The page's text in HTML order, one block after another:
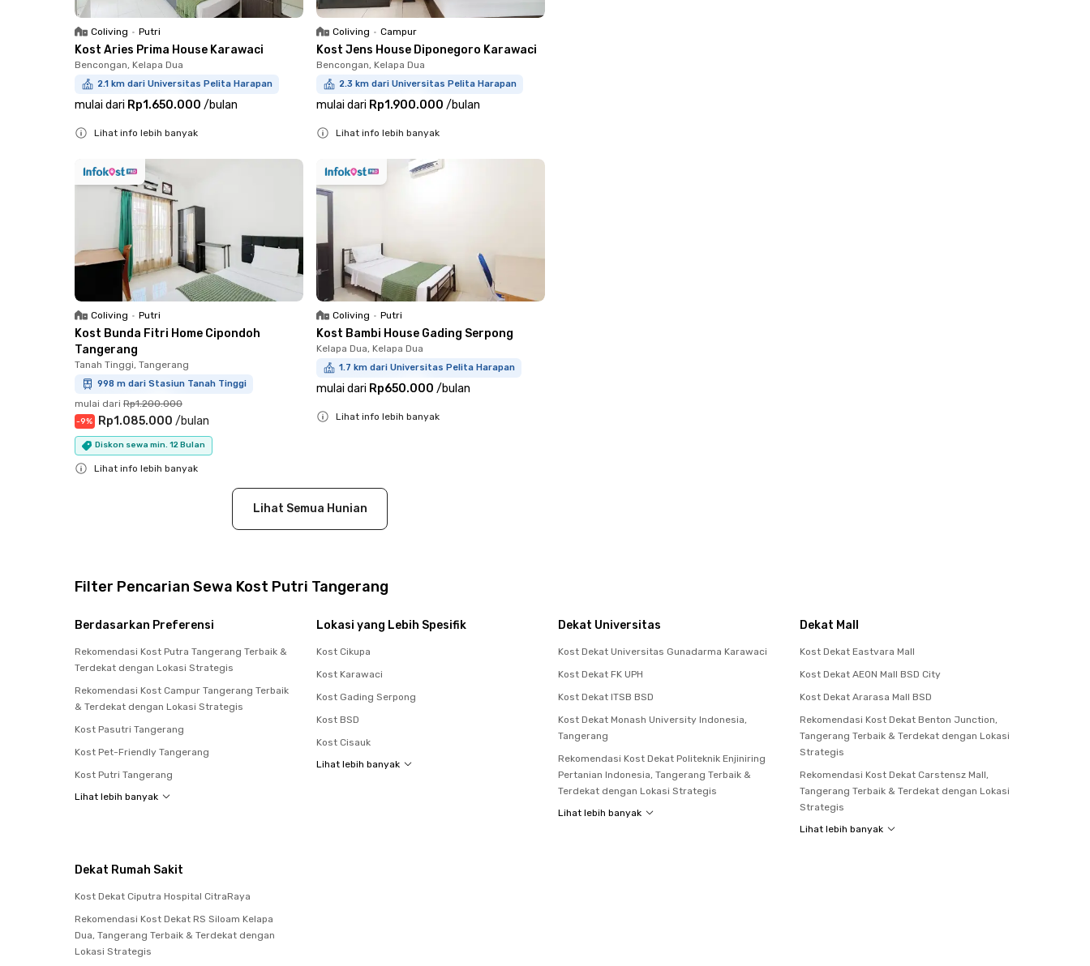
Coliving • Putri
Kost Aries Prima House Karawaci
Bencongan, Kelapa Dua
2.1 km dari Universitas Pelita Harapan
mulai dari Rp1.650.000 /bulan
Lihat info lebih banyak
Coliving • Campur
Kost Jens House Diponegoro Karawaci
Bencongan, Kelapa Dua
2.3 km dari Universitas Pelita Harapan
mulai dari Rp1.900.000 /bulan
Lihat info lebih banyak
Coliving • Putri
Kost Bunda Fitri Home Cipondoh
Tangerang
Tanah Tinggi, Tangerang
998 m dari Stasiun Tanah Tinggi
mulai dari Rp1.200.000
-9% Rp1.085.000 /bulan
Diskon sewa min. 12 Bulan
Lihat info lebih banyak
Coliving • Putri
Kost Bambi House Gading Serpong
Kelapa Dua, Kelapa Dua
1.7 km dari Universitas Pelita Harapan
mulai dari Rp650.000 /bulan
Lihat info lebih banyak
Lihat Semua Hunian
Filter Pencarian Sewa Kost Putri Tangerang
Berdasarkan Preferensi
Rekomendasi Kost Putra Tangerang Terbaik &
Terdekat dengan Lokasi Strategis
Rekomendasi Kost Campur Tangerang Terbaik
& Terdekat dengan Lokasi Strategis
Kost Pasutri Tangerang
Kost Pet-Friendly Tangerang
Kost Putri Tangerang
Lihat lebih banyak
Lokasi yang Lebih Spesifik
Kost Cikupa
Kost Karawaci
Kost Gading Serpong
Kost BSD
Kost Cisauk
Lihat lebih banyak
Dekat Universitas
Kost Dekat Universitas Gunadarma Karawaci
Kost Dekat FK UPH
Kost Dekat ITSB BSD
Kost Dekat Monash University Indonesia,
Tangerang
Rekomendasi Kost Dekat Politeknik Enjiniring
Pertanian Indonesia, Tangerang Terbaik &
Terdekat dengan Lokasi Strategis
Lihat lebih banyak
Dekat Mall
Kost Dekat Eastvara Mall
Kost Dekat AEON Mall BSD City
Kost Dekat Ararasa Mall BSD
Rekomendasi Kost Dekat Benton Junction,
Tangerang Terbaik & Terdekat dengan Lokasi
Strategis
Rekomendasi Kost Dekat Carstensz Mall,
Tangerang Terbaik & Terdekat dengan Lokasi
Strategis
Lihat lebih banyak
Dekat Rumah Sakit
Kost Dekat Ciputra Hospital CitraRaya
Rekomendasi Kost Dekat RS Siloam Kelapa
Dua, Tangerang Terbaik & Terdekat dengan
Lokasi Strategis